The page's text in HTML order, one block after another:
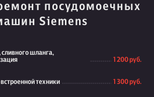
посудомоечных
Siemens
шланга,
1 200 руб.
техники 1 300 руб.